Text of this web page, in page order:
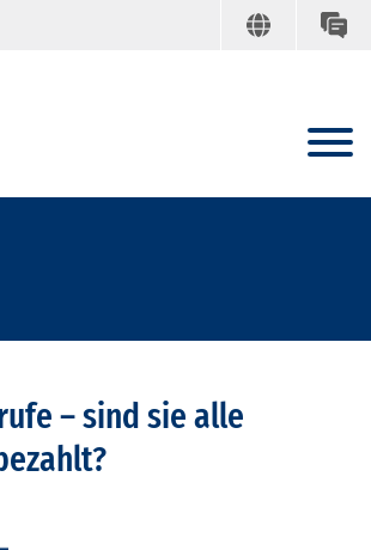
– sind sie alle